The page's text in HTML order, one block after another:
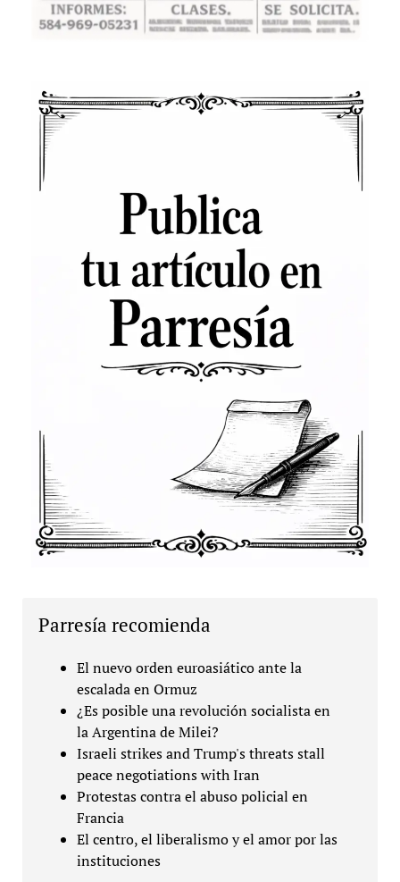
Parresía recomienda
El nuevo orden euroasiático ante la
escalada en Ormuz
¿Es posible una revolución socialista en
la Argentina de Milei?
Israeli strikes and Trump's threats stall
peace negotiations with Iran
Protestas contra el abuso policial en
Francia
El centro, el liberalismo y el amor por las
instituciones